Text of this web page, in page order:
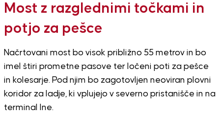
Most z razglednimi točkami in
potjo za pešce
Načrtovani most bo visok približno 55 metrov in bo
imel štiri prometne pasove ter ločeni poti za pešce
in kolesarje. Pod njim bo zagotovljen neoviran plovni
koridor za ladje, ki vplujejo v severno pristanišče in na
terminal Ine.